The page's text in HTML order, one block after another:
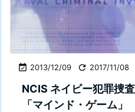
 2013/12/09  2017/11/08
NCIS ネイビー犯罪捜
「マインド・ゲーム」